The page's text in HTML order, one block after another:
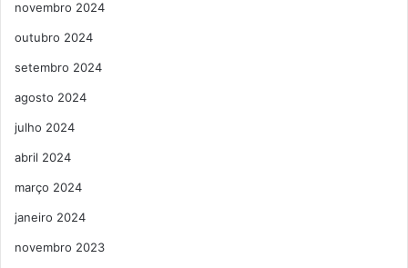
novembro 2024
outubro 2024
setembro 2024
agosto 2024
julho 2024
abril 2024
março 2024
janeiro 2024
novembro 2023